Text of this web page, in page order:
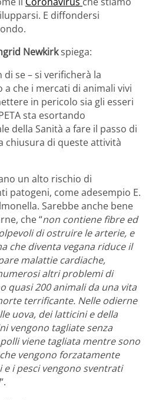
E diffondersi
Newkirkspiega:
se – si verificherà la
che i mercati di animali vivi
in pericolo sia gli esseri
sta esortando
della Sanità a fare il passo di
chiusura di queste attività
un alto rischio di
patogeni, come adesempio E.
Sarebbe anche bene
che “non contiene fibre ed
di ostruire le arterie, e
che diventa vegana riduce il
malattie cardiache,
altri problemi di
quasi 200 animali da una vita
terrificante. Nelle odierne
uova, dei latticini e della
vengono tagliate senza
viene tagliata mentre sono
vengono forzatamente
i pesci vengono sventrati
“.